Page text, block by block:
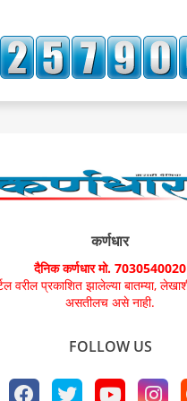
कर्णधार
दैनिक कर्णधार मो. 7030540020
वरील प्रकाशित झालेल्या बातम्या,
असतीलच असे नाही.
FOLLOW US